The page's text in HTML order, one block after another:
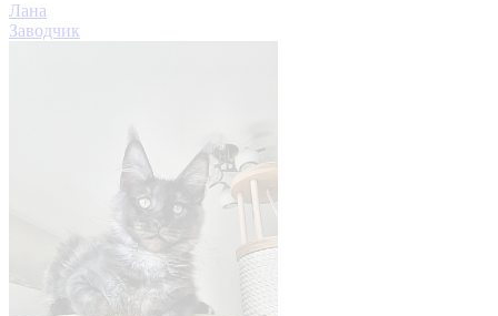
Лана
Заводчик